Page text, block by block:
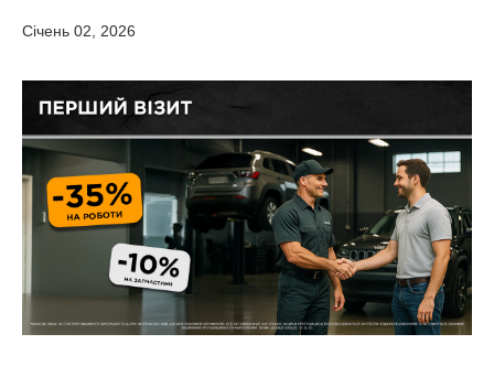
Cічень 02, 2026